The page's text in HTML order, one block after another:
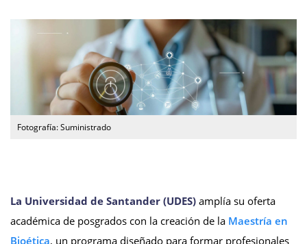
Fotografía: Suministrado
La Universidad de Santander (UDES) amplía su oferta
académica de posgrados con la creación de la Maestría en
Bioética, un programa diseñado para formar profesionales